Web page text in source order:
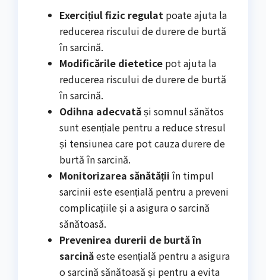
Exercițiul fizic regulat poate ajuta la
reducerea riscului de durere de burtă
în sarcină.
Modificările dietetice pot ajuta la
reducerea riscului de durere de burtă
în sarcină.
Odihna adecvatăși somnul sănătos
sunt esențiale pentru a reduce stresul
și tensiunea care pot cauza durere de
burtă în sarcină.
Monitorizarea sănătății în timpul
sarcinii este esențială pentru a preveni
complicațiile și a asigura o sarcină
sănătoasă.
Prevenirea durerii de burtă în
sarcinăeste esențială pentru a asigura
o sarcină sănătoasă și pentru a evita